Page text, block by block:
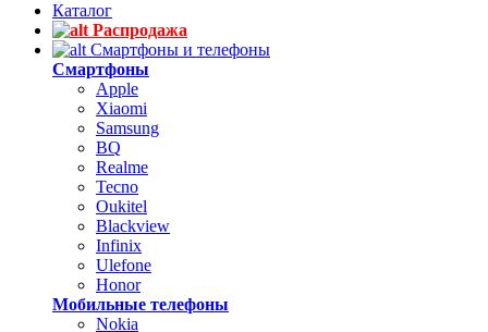
Каталог
Распродажа
Смартфоны и телефоны
Смартфоны
Apple
Xiaomi
Samsung
BQ
Realme
Tecno
Oukitel
Blackview
Infinix
Ulefone
Honor
Мобильные телефоны
Nokia